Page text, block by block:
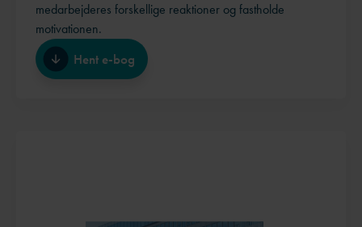
medarbejderes forskellige reaktioner og fastholde
motivationen.
Hent e-bog